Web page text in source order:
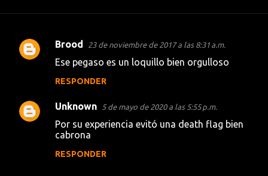
C
e
n
Brood 23 de noviembre de 2017 a las 8:31 a.m.
Ese pegaso es un loquillo bien orgulloso
RESPONDER
Unknown 5 de mayo de 2020 a las 5:55 p.m.
Por su experiencia evitó una death flag bien
cabrona
RESPONDER